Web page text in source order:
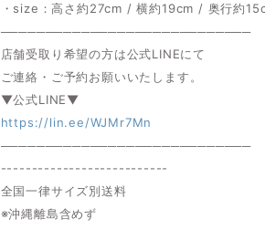
・size：高さ約27cm / 横約19cm / 奥行約
────────────────────────────
店舗受取り希望の方は公式LINEにて
ご連絡・ご予約お願いいたします。
▼公式LINE▼
https://lin.ee/WJMr7Mn
────────────────────────────
---------------------------
全国一律サイズ別送料
※沖縄離島含めず